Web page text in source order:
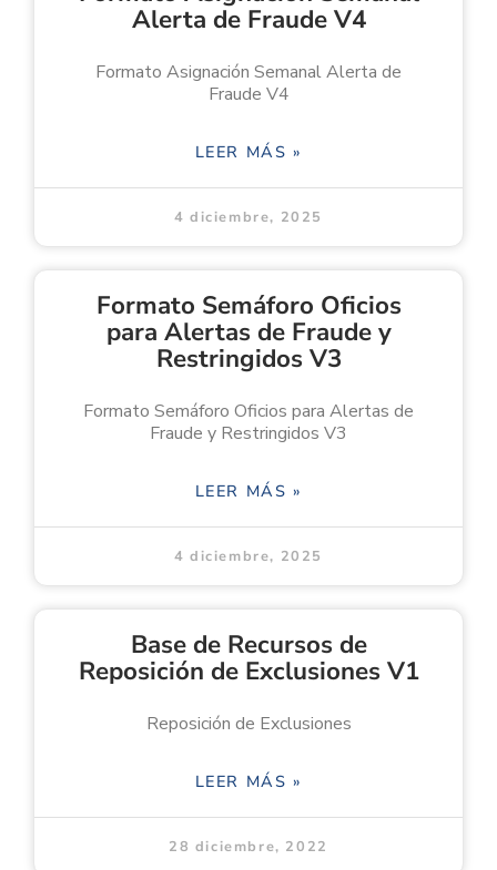
Alerta de Fraude V4
Formato Asignación Semanal Alerta de
Fraude V4
LEER MÁS »
4 diciembre, 2025
Formato Semáforo Oficios
para Alertas de Fraude y
Restringidos V3
Formato Semáforo Oficios para Alertas de
Fraude y Restringidos V3
LEER MÁS »
4 diciembre, 2025
Base de Recursos de
Reposición de Exclusiones V1
Reposición de Exclusiones
LEER MÁS »
28 diciembre, 2022